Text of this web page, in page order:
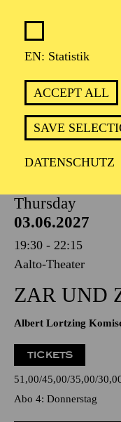
EN: Statistik
ACCEPT ALL
SAVE
DATENSCHUTZ
Werke von Charles
dem Westdeutschen
TICKETS
19,00€
Thursday
03.06.2027
19:30 - 22:15
Aalto-Theater
ZAR UND
Albert Lortzing
TICKETS
51,00 45,00 35,00
Abo 4: Donnerstag